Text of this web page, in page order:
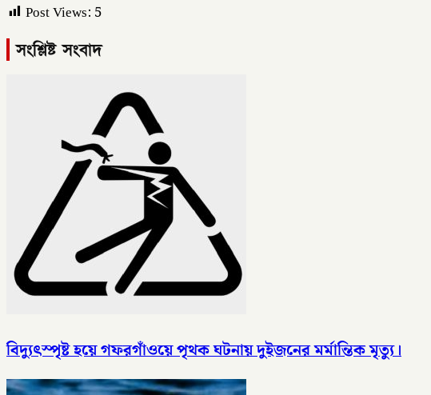
Post Views: 5
সংশ্লিষ্ট সংবাদ
বিদ্যুৎস্পৃষ্ট হয়ে গফরগাঁওয়ে পৃথক ঘটনায় দুইজনের মর্মান্তিক মৃত্যু।